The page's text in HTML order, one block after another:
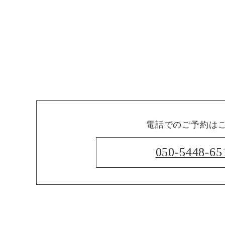
電話でのご予約は
050-5448-